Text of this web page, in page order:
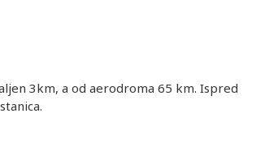
3km, a od aerodroma 65 km. Ispred